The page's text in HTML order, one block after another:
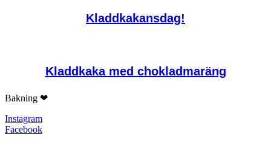
Kladdkakansdag!
Kladdkaka med chokladmaräng
Bakning ❤
Instagram
Facebook